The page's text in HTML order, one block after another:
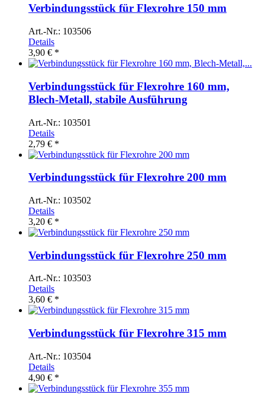
Verbindungsstück für Flexrohre 150 mm
Art.-Nr.: 103506
Details
3,90 € *
Verbindungsstück für Flexrohre 160 mm,
Blech-Metall, stabile Ausführung
Art.-Nr.: 103501
Details
2,79 € *
Verbindungsstück für Flexrohre 200 mm
Art.-Nr.: 103502
Details
3,20 € *
Verbindungsstück für Flexrohre 250 mm
Art.-Nr.: 103503
Details
3,60 € *
Verbindungsstück für Flexrohre 315 mm
Art.-Nr.: 103504
Details
4,90 € *